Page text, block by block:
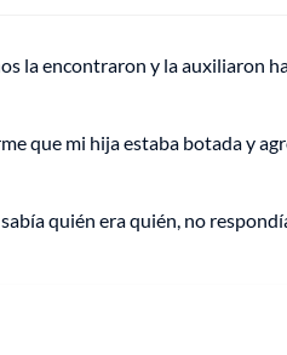
la encontraron y la auxiliaron
que mi hija estaba botada y
quién era quién, no